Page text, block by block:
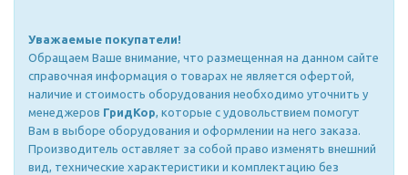
Уважаемые покупатели!
Обращаем Ваше внимание, что размещенная на данном сайте
справочная информация о товарах не является офертой,
наличие и стоимость оборудования необходимо уточнить у
менеджеров ГридКор, которые с удовольствием помогут
Вам в выборе оборудования и оформлении на него заказа.
Производитель оставляет за собой право изменять внешний
вид, технические характеристики и комплектацию без